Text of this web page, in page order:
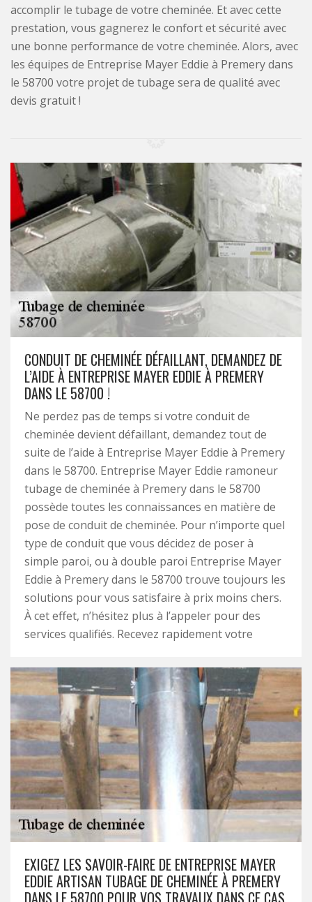
accomplir le tubage de votre cheminée. Et avec cette
prestation, vous gagnerez le confort et sécurité avec
une bonne performance de votre cheminée. Alors, avec
les équipes de Entreprise Mayer Eddie à Premery dans
le 58700 votre projet de tubage sera de qualité avec
devis gratuit !
CONDUIT DE CHEMINÉE DÉFAILLANT, DEMANDEZ DE
L’AIDE À ENTREPRISE MAYER EDDIE À PREMERY
DANS LE 58700 !
Ne perdez pas de temps si votre conduit de
cheminée devient défaillant, demandez tout de
suite de l’aide à Entreprise Mayer Eddie à Premery
dans le 58700. Entreprise Mayer Eddie ramoneur
tubage de cheminée à Premery dans le 58700
possède toutes les connaissances en matière de
pose de conduit de cheminée. Pour n’importe quel
type de conduit que vous décidez de poser à
simple paroi, ou à double paroi Entreprise Mayer
Eddie à Premery dans le 58700 trouve toujours les
solutions pour vous satisfaire à prix moins chers.
À cet effet, n’hésitez plus à l’appeler pour des
services qualifiés. Recevez rapidement votre
EXIGEZ LES SAVOIR-FAIRE DE ENTREPRISE MAYER
EDDIE ARTISAN TUBAGE DE CHEMINÉE À PREMERY
DANS LE 58700 POUR VOS TRAVAUX DANS CE CAS